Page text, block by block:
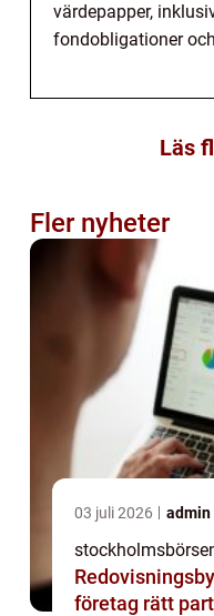
värdepapper,
fondobligationer
Läs
Fler nyheter
03 juli 2026 admin
Redovisningsbyrå
företag rätt